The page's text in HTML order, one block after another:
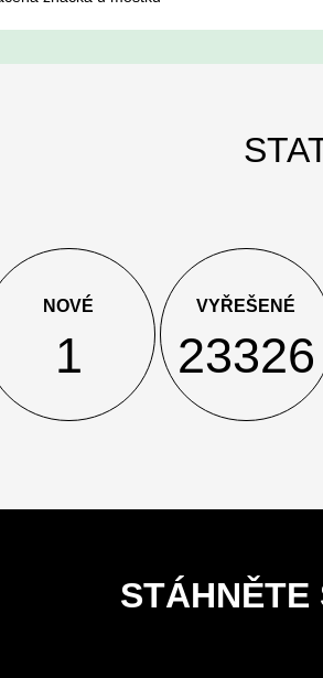
NOVÉ
1
VYŘEŠENÉ
23326
STÁHNĚTE